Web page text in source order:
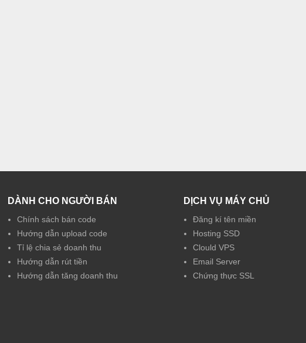
DÀNH CHO NGƯỜI BÁN
Chính sách bán code
Hướng dẫn upload code
Tỉ lệ chia sẻ doanh thu
Hướng dẫn rút tiền
Hướng dẫn tăng doanh thu
DỊCH VỤ MÁY CHỦ
Đăng kí tên miền
Hosting SSD
Clould VPS
Email Server
Chứng thực SSL